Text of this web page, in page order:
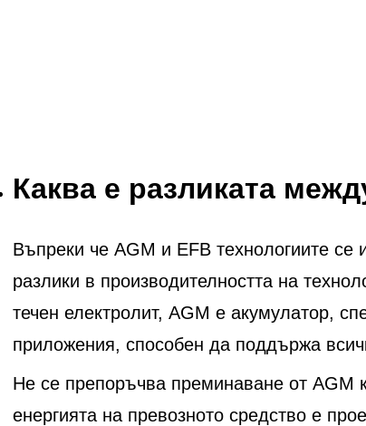
Каква е разликата
Въпреки че AGM и EFB технологиите
разлики в производителността на
течен електролит, AGM е акумулатор,
приложения, способен да поддържа
Не се препоръчва преминаване от AGM
енергията на превозното средство е